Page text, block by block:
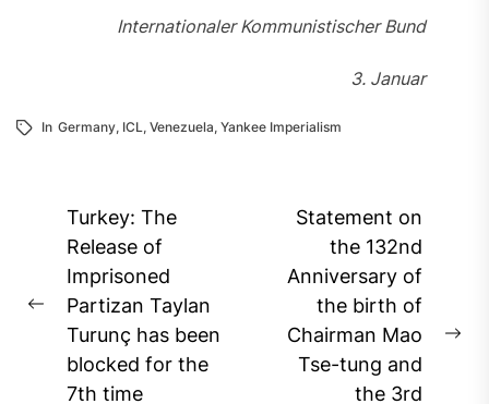
Internationaler Kommunistischer Bund
3. Januar
In Germany, ICL, Venezuela, Yankee Imperialism
Post
navigation
Previous
post:
Turkey: The
Release of
Imprisoned
Partizan Taylan
Turunç has been
blocked for the
7th time
Statement on
the 132nd
Anniversary of
the birth of
Chairman Mao
Tse-tung and
the 3rd